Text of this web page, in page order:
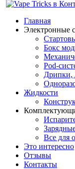
Главная
Электронные
Бокс
Pod-
Дрипки,
Жидкости
Все для
Это интересно
Отзывы
Контакты